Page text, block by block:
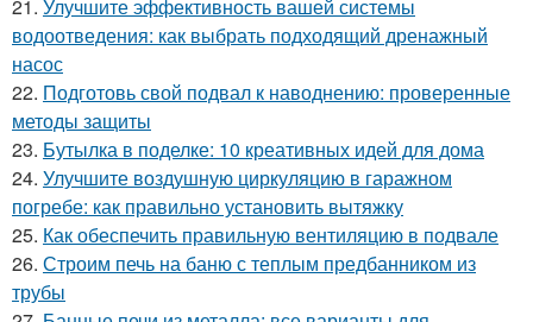
21. Улучшите эффективность вашей системы
водоотведения: как выбрать подходящий дренажный
насос
22. Подготовь свой подвал к наводнению: проверенные
методы защиты
23. Бутылка в поделке: 10 креативных идей для дома
24. Улучшите воздушную циркуляцию в гаражном
погребе: как правильно установить вытяжку
25. Как обеспечить правильную вентиляцию в подвале
26. Строим печь на баню с теплым предбанником из
трубы